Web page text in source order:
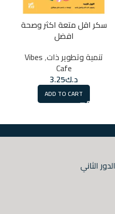
سكر اقل متعة اكثر وصحة
افضل
تنمية وتطوير ذات,
Vibes
Cafe
د.ك3.25
ADD TO CART
الثاني